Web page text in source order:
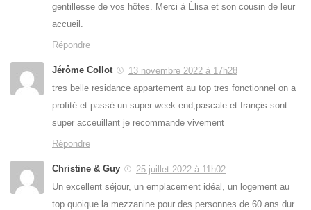
gentillesse de vos hôtes. Merci à Élisa et son cousin de leur
accueil.
Répondre
Jérôme Collot
13 novembre 2022 à 17h28
tres belle residance appartement au top tres fonctionnel on a
profité et passé un super week end,pascale et françis sont
super acceuillant je recommande vivement
Répondre
Christine & Guy
25 juillet 2022 à 11h02
Un excellent séjour, un emplacement idéal, un logement au
top quoique la mezzanine pour des personnes de 60 ans dur